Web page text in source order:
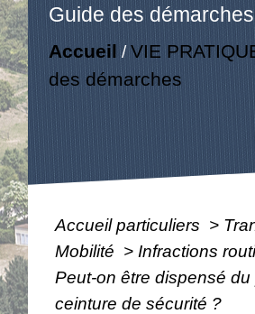
Guide des démarches
Accueil /VIE
des démarches
Accueil particuliers >
Mobilité > Infractions
Peut-on être dispensé du
ceinture de sécurité ?